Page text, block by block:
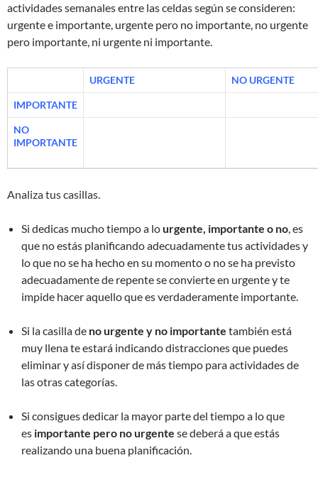
actividades semanales entre las celdas según se consideren:
urgente e importante, urgente pero no importante, no urgente
pero importante, ni urgente ni importante.
URGENTE NO URGENTE
IMPORTANTE
NO
IMPORTANTE
Analiza tus casillas.
Si dedicas mucho tiempo a lourgente, importante o no, es
que no estás planificando adecuadamente tus actividades y
lo que no se ha hecho en su momento o no se ha previsto
adecuadamente de repente se convierte en urgente y te
impide hacer aquello que es verdaderamente importante.
Si la casilla de no urgente y no importante también está
muy llena te estará indicando distracciones que puedes
eliminar y así disponer de más tiempo para actividades de
las otras categorías.
Si consigues dedicar la mayor parte del tiempo a lo que
es importante pero no urgente se deberá a que estás
realizando una buena planificación.